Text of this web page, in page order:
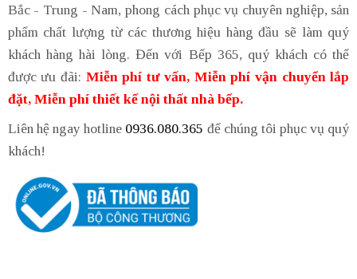
Bắc - Trung - Nam, phong cách phục vụ chuyên nghiệp, sản
phẩm chất lượng từ các thương hiệu hàng đầu sẽ làm quý
khách hàng hài lòng. Đến với Bếp 365, quý khách có thể
được ưu đãi: Miễn phí tư vấn, Miễn phí vận chuyển lắp
đặt, Miễn phí thiết kế nội thất nhà bếp.
Liên hệ ngay hotline 0936.080.365 để chúng tôi phục vụ quý
khách!